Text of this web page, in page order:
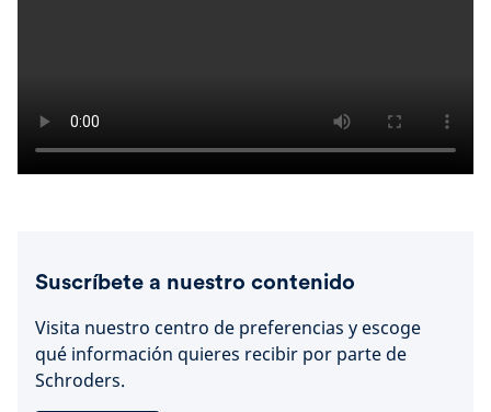
Suscríbete a nuestro contenido
Visita nuestro centro de preferencias y escoge
qué información quieres recibir por parte de
Schroders.